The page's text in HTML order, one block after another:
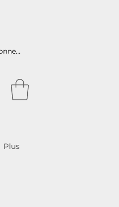
More